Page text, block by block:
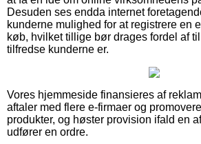
Desuden ses endda internet
kunderne mulighed for at registrere en
køb, hvilket tillige bør drages fordel af
tilfredse kunderne er.
Vores hjemmeside finansieres af
aftaler med flere e-firmaer og
produkter, og høster provision ifald en
udfører en ordre.